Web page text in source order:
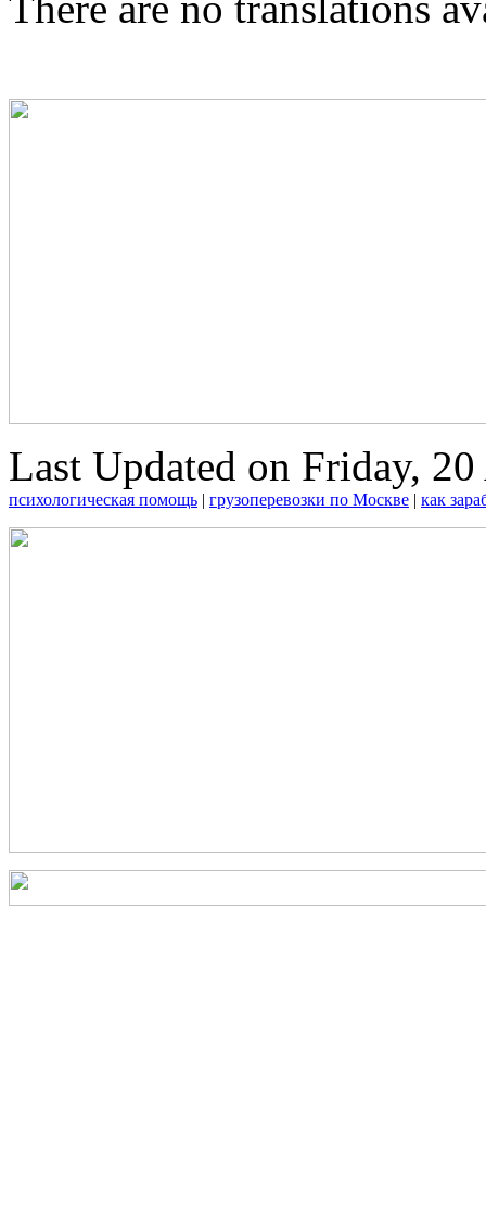
Last Updated on Friday,
психологическая помощь | грузоперевозки по Москве | как